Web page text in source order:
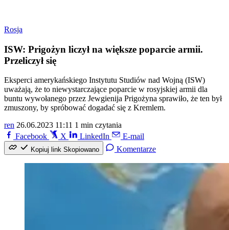
Rosja
ISW: Prigożyn liczył na większe poparcie armii.
Przeliczył się
Eksperci amerykańskiego Instytutu Studiów nad Wojną (ISW)
uważają, że to niewystarczające poparcie w rosyjskiej armii dla
buntu wywołanego przez Jewgienija Prigożyna sprawiło, że ten był
zmuszony, by spróbować dogadać się z Kremlem.
ren 26.06.2023 11:11 1 min czytania
Facebook
X LinkedIn E-mail
Kopiuj link Skopiowano Komentarze